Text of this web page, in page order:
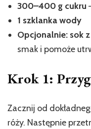
300–400 g cukru
1 szklanka wody
Opcjonalnie: sok
smak i pomoże
Krok 1:
Zacznij od
róży. Następnie